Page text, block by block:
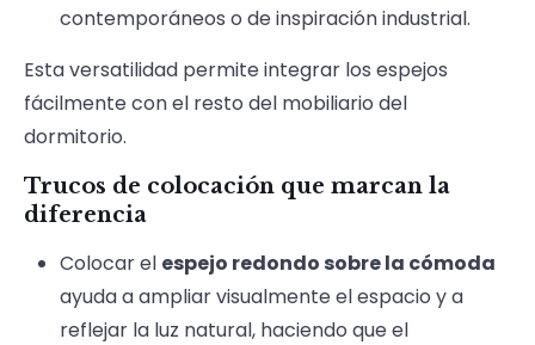
contemporáneos o de inspiración industrial.
Esta versatilidad permite integrar los espejos
fácilmente con el resto del mobiliario del
dormitorio.
Trucos de colocación que marcan la
diferencia
Colocar el espejo redondo sobre la cómoda
ayuda a ampliar visualmente el espacio y a
reflejar la luz natural, haciendo que el